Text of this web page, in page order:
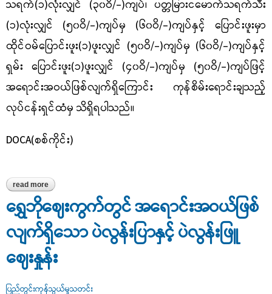
သရက်(၁)လုံးလျှင် (၃၀ဝိ/-)ကျပ်၊ ပတ္တမြားငမောက်သရက်သီး
(၁)လုံးလျှင် (၅၀ဝိ/-)ကျပ်မှ (၆၀ဝိ/-)ကျပ်နှင့် ပြောင်းဖူးမှာ
ထိုင်ဝမ်ပြောင်းဖူး(၁)ဖူးလျှင် (၅၀ဝိ/-)ကျပ်မှ (၆၀ဝိ/-)ကျပ်နှင့်
ရှမ်း ပြောင်းဖူး(၁)ဖူးလျှင် (၄၀ဝိ/-)ကျပ်မှ (၅၀ဝိ/-)ကျပ်ဖြင့်
အရောင်းအဝယ်ဖြစ်လျက်ရှိကြောင်း ကုန်စိမ်းရောင်းချသည့်
လုပ်ငန်းရှင်ထံမှ သိရှိရပါသည်။
DOCA(စစ်ကိုင်း)
read more about ရွှေဘိုမြို့ရှိ သစ်သီးနှင့် ပြောင်းဖူးဈေးနှုန်းများ
ရွှေဘိုဈေးကွက်တွင် အရောင်းအဝယ်ဖြစ်
လျက်ရှိသော ပဲလွန်းပြာနှင့် ပဲလွန်းဖြူ
ဈေးနှုန်း
ပြည်တွင်းကုန်သွယ်မှုသတင်း